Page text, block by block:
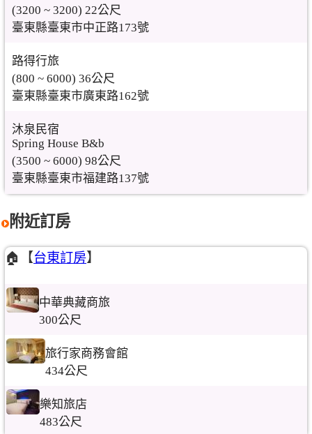
(3200 ~ 3200) 22公尺
臺東縣臺東市中正路173號
路得行旅
(800 ~ 6000) 36公尺
臺東縣臺東市廣東路162號
沐泉民宿
Spring House B&b
(3500 ~ 6000) 98公尺
臺東縣臺東市福建路137號
附近訂房
🏠【台東訂房】
中華典藏商旅
300公尺
旅行家商務會館
434公尺
樂知旅店
483公尺